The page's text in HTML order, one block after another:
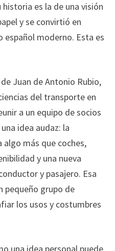
es la de una visión
y se convirtió en
moderno. Esta es
Juan de Antonio Rubio,
del transporte en
a un equipo de socios
idea audaz: la
más que coches,
y una nueva
y pasajero. Esa
pequeño grupo de
los usos y costumbres